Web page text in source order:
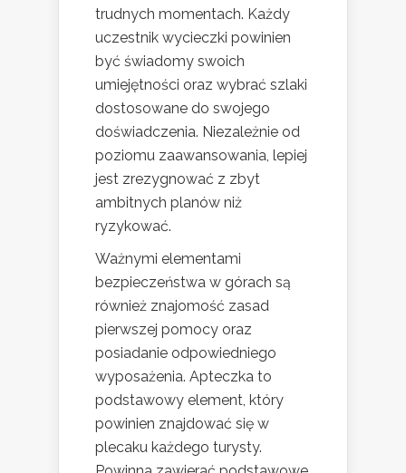
trudnych momentach. Każdy
uczestnik wycieczki powinien
być świadomy swoich
umiejętności oraz wybrać szlaki
dostosowane do swojego
doświadczenia. Niezależnie od
poziomu zaawansowania, lepiej
jest zrezygnować z zbyt
ambitnych planów niż
ryzykować.
Ważnymi elementami
bezpieczeństwa w górach są
również znajomość zasad
pierwszej pomocy oraz
posiadanie odpowiedniego
wyposażenia. Apteczka to
podstawowy element, który
powinien znajdować się w
plecaku każdego turysty.